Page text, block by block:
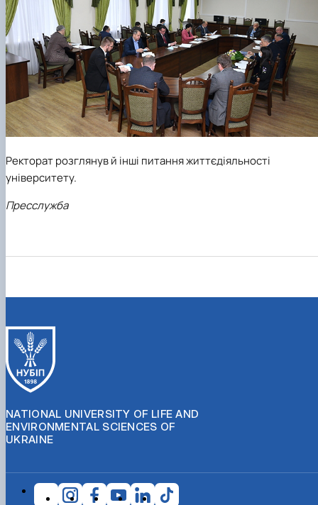
Ректорат розглянув й інші питання життєдіяльності
університету.
Пресслужба
NATIONAL UNIVERSITY OF LIFE AND
ENVIRONMENTAL SCIENCES OF
UKRAINE